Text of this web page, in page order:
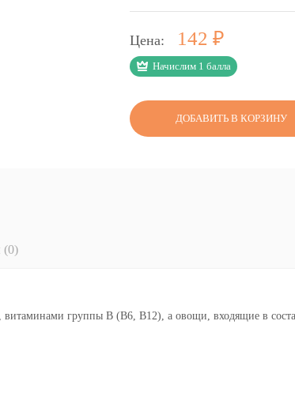
Цена: 142
Начислим 1 балла
ДОБАВИТЬ В КОРЗИНУ
(0)
группы В (B6, B12), а овощи, входящие в